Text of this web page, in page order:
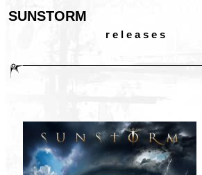
SUNSTORM
r e l e a s e s